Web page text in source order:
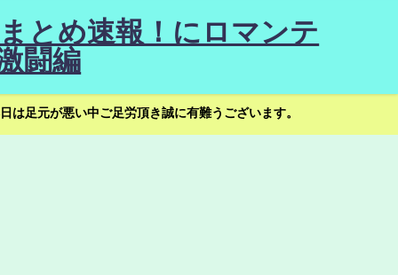
とめ速報！にロマンテ
闘編
足元が悪い中ご足労頂き誠に有難うございます。